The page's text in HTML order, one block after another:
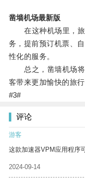
凿墙机场最新版
在这种机场里，旅
务，提前预订机票、
性化的服务。
总之，凿墙机场将
客带来更加愉快的旅行
#3#
评论
游客
这款加速器VPM应用程序
2024-09-14